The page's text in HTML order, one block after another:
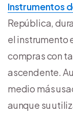
Instrumentos
República,
el instrumento
compras con
ascendente.
medio más
aunque su